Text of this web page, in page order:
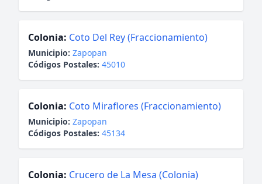
Colonia: Coto Del Rey (Fraccionamiento)
Municipio: Zapopan
Códigos Postales: 45010
Colonia: Coto Miraflores (Fraccionamiento)
Municipio: Zapopan
Códigos Postales: 45134
Colonia: Crucero de La Mesa (Colonia)